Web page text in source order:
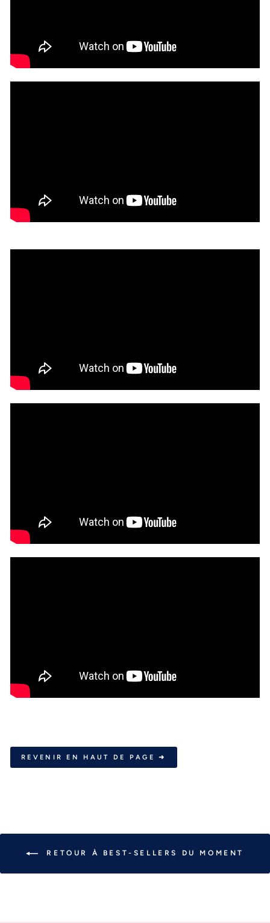
REVENIR EN HAUT DE PAGE ➜
RETOUR À BEST-SELLERS DU MOMENT